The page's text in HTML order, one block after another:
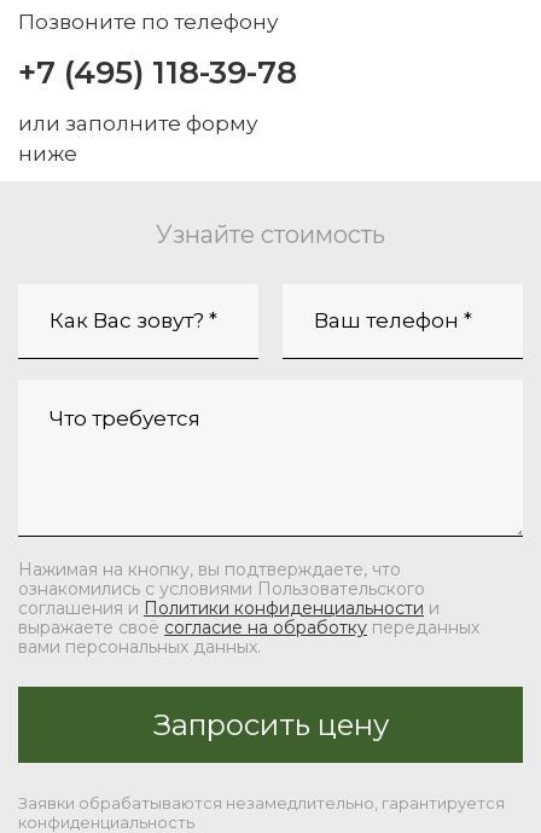
Позвоните по телефону
+7 (495) 118-39-78
или заполните форму
ниже
Узнайте стоимость
Нажимая на кнопку, вы подтверждаете, что
ознакомились с условиями Пользовательского
соглашения и Политики конфиденциальности и
выражаете своё согласие на обработкупереданных
вами персональных данных.
Заявки обрабатываются незамедлительно, гарантируется
конфиденциальность